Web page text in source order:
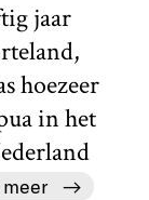
jaar
hoezeer
in het